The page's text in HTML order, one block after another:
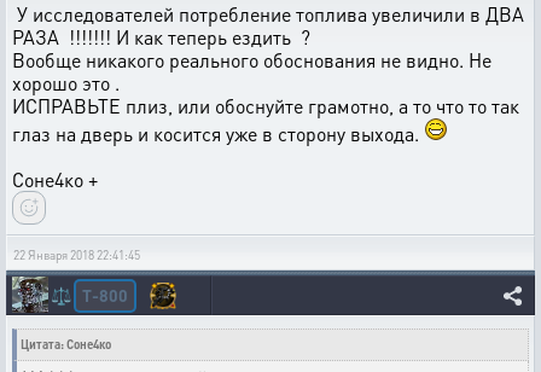
У исследователей потребление топлива увеличили в ДВА
РАЗА !!!!!!! И как теперь ездить ?
Вообще никакого реального обоснования не видно. Не
хорошо это .
ИСПРАВЬТЕ плиз, или обоснуйте грамотно, а то что то так
глаз на дверь и косится уже в сторону выхода.
Соне4ко +
22 Января 2018 22:41:45
⚖️ T-800
Цитата: Соне4ко